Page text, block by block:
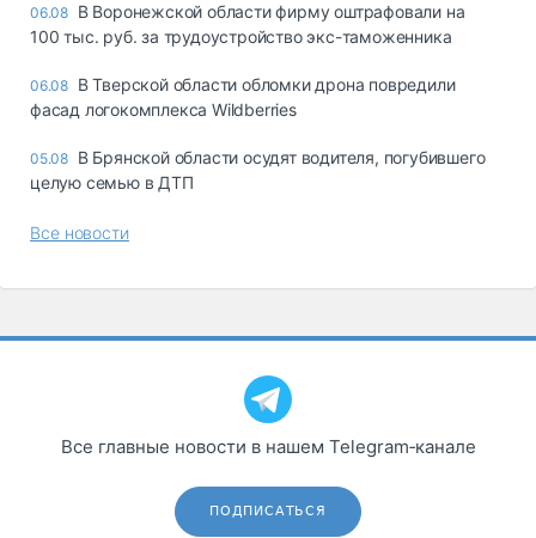
06.08 В Воронежской области фирму оштрафовали на
100 тыс. руб. за трудоустройство экс-таможенника
06.08 В Тверской области обломки дрона повредили
фасад логокомплекса Wildberries
05.08 В Брянской области осудят водителя, погубившего
целую семью в ДТП
Все новости
Все главные новости в нашем Telegram‑канале
ПОДПИСАТЬСЯ